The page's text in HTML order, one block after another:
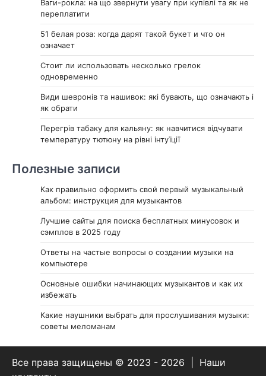
Ваги-рокла: на що звернути увагу при купівлі та як не
переплатити
51 белая роза: когда дарят такой букет и что он
означает
Стоит ли использовать несколько грелок
одновременно
Види шевронів та нашивок: які бувають, що означають і
як обрати
Перегрів табаку для кальяну: як навчитися відчувати
температуру тютюну на рівні інтуїції
Полезные записи
Как правильно оформить свой первый музыкальный
альбом: инструкция для музыкантов
Лучшие сайты для поиска бесплатных минусовок и
сэмплов в 2025 году
Ответы на частые вопросы о создании музыки на
компьютере
Основные ошибки начинающих музыкантов и как их
избежать
Какие наушники выбрать для прослушивания музыки:
советы меломанам
Все права защищены © 2023 - 2026 | Наши